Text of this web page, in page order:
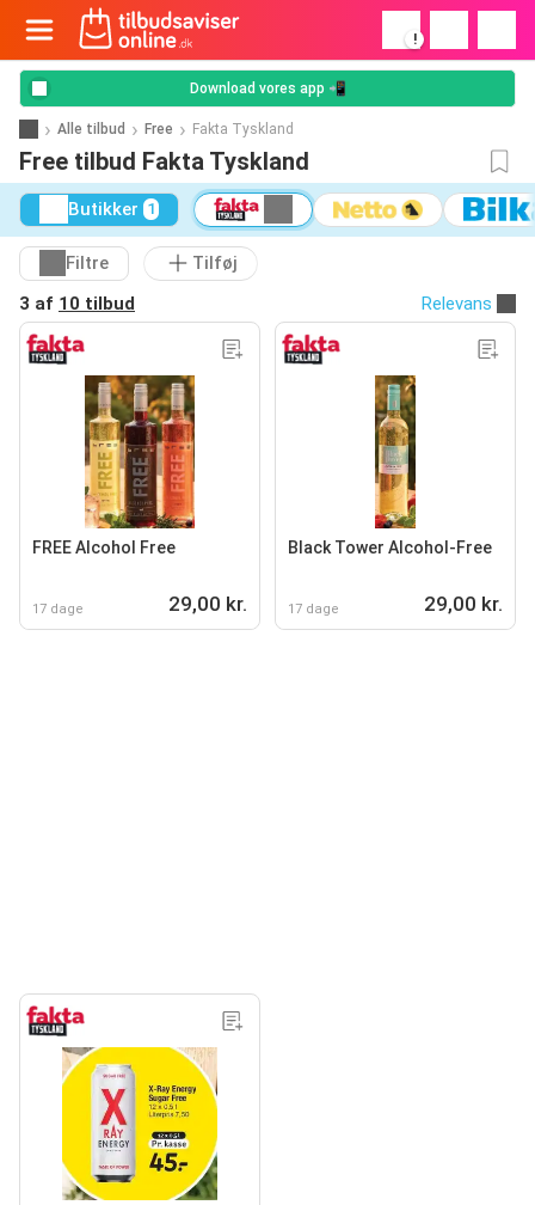
!
Download vores app 📲
Alle tilbud Free Fakta Tyskland
Free tilbud Fakta Tyskland
Butikker 1
Filtre
Tilføj
3 af 10 tilbud Relevans
FREE Alcohol Free
17 dage 29,00 kr.
Black Tower Alcohol-Free
17 dage 29,00 kr.